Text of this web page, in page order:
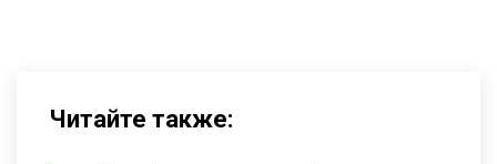
Читайте также: